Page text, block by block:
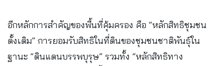
อีกหลักการสำคัญของพื้นที่คุ้มครอง คือ “หลักสิทธิชุมชน
ดั้งเดิม” การยอมรับสิทธิในที่ดินของชุมชนชาติพันธุ์ใน
ฐานะ “ดินแดนบรรพบุรุษ” รวมทั้ง “หลักสิทธิทาง